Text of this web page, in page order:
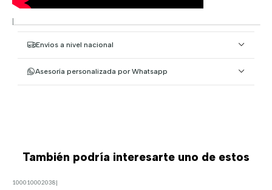
|
Envíos a nivel nacional
Asesoría personalizada por Whatsapp
También podría interesarte uno de estos
100010002038|